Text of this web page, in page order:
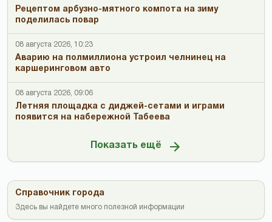
Рецептом арбузно-мятного компота на зиму
поделилась повар
08 августа 2026, 10:23
Аварию на полмиллиона устроил челнинец на
каршеринговом авто
08 августа 2026, 09:06
Летняя площадка с диджей-сетами и играми
появится на набережной Табеева
Показать ещё
Справочник города
Здесь вы найдете много полезной информации